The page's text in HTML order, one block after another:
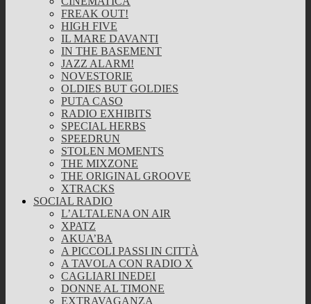
FREAK OUT!
HIGH FIVE
IL MARE DAVANTI
IN THE BASEMENT
JAZZ ALARM!
NOVESTORIE
OLDIES BUT GOLDIES
PUTA CASO
RADIO EXHIBITS
SPECIAL HERBS
SPEEDRUN
STOLEN MOMENTS
THE MIXZONE
THE ORIGINAL GROOVE
XTRACKS
SOCIAL RADIO
L’ALTALENA ON AIR
XPATZ
AKUA’BA
A PICCOLI PASSI IN CITTÀ
A TAVOLA CON RADIO X
CAGLIARI INEDEI
DONNE AL TIMONE
EXTRAVAGANZA